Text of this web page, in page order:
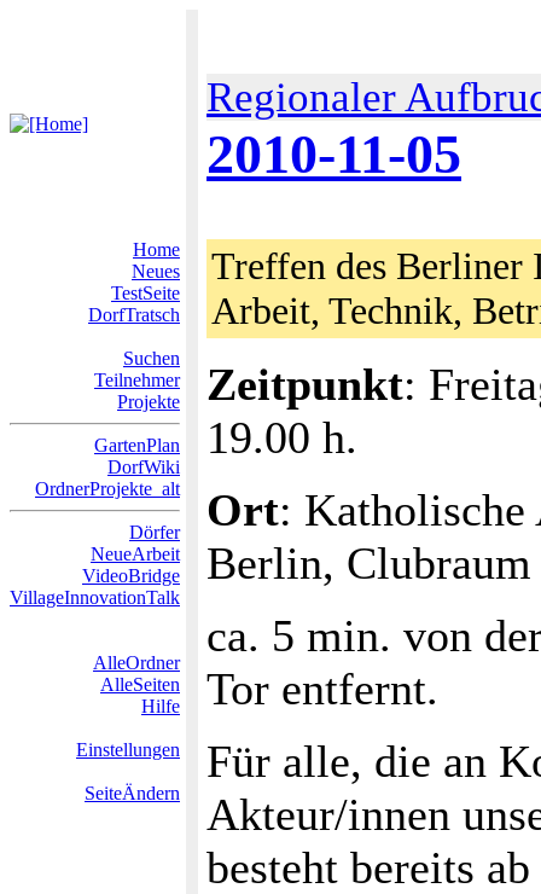
Regionaler
2010-11-05
Home
Neues
TestSeite
DorfTratsch
Suchen
Teilnehmer
Projekte
GartenPlan
DorfWiki
OrdnerProjekte_alt
Dörfer
NeueArbeit
VideoBridge
VillageInnovationTalk
AlleOrdner
AlleSeiten
Hilfe
Einstellungen
SeiteÄndern
Treffen des Berliner
Arbeit, Technik,
Zeitpunkt:
19.00 h.
Ort: Katholische
Berlin, Clubraum
ca. 5 min. von
Tor entfernt.
Für alle, die an
Akteur/innen
besteht bereits